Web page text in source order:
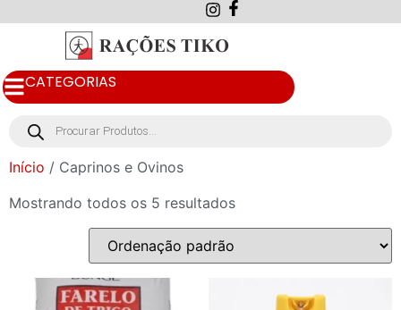
CATEGORIAS
Início / Caprinos e Ovinos
Mostrando todos os 5 resultados